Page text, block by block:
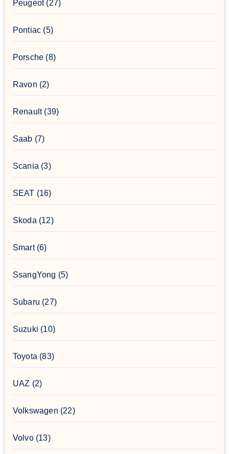
Peugeot(27)
Pontiac (5)
Porsche (8)
Ravon (2)
Renault(39)
Saab (7)
Scania (3)
SEAT (16)
Skoda (12)
Smart(6)
SsangYong (5)
Subaru (27)
Suzuki (10)
Toyota (83)
UAZ (2)
Volkswagen (22)
Volvo(13)